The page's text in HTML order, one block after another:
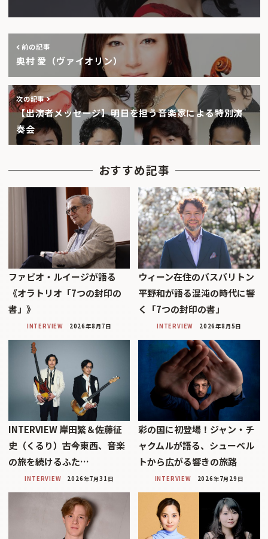
前の記事
奥村 愛（ヴァイオリン）
次の記事
【出演者メッセージ】明日を担う音楽家による特別演
奏会
おすすめ記事
ファビオ・ルイージが語る
《オラトリオ「7つの封印の
書」》
INTERVIEW 2026年8月7日
ウィーン在住のバスバリトン
平野和が語る混沌の時代に響
く「7つの封印の書」
INTERVIEW 2026年8月5日
INTERVIEW 岸田繁＆佐藤征
史（くるり）――古今東西、音楽
の旅を続けるふた…
INTERVIEW 2026年7月31日
彩の国に初登場！ジャン・チ
ャクムルが語る、シューベル
トから広がる響きの旅路
INTERVIEW 2026年7月29日